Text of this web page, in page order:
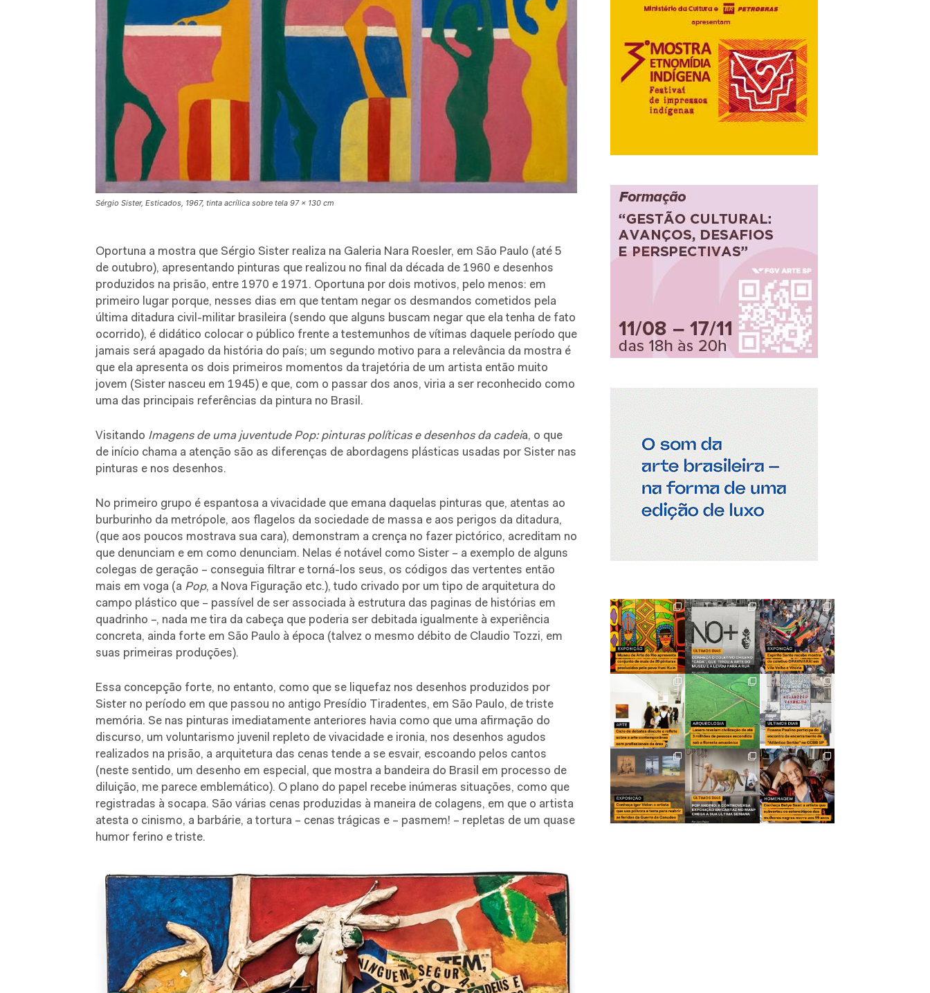
Sérgio Sister, Esticados, 1967, tinta acrílica sobre tela 97 x 130 cm
Oportuna a mostra que Sérgio Sister realiza na Galeria Nara Roesler, em São Paulo (até 5
de outubro), apresentando pinturas que realizou no final da década de 1960 e desenhos
produzidos na prisão, entre 1970 e 1971. Oportuna por dois motivos, pelo menos: em
primeiro lugar porque, nesses dias em que tentam negar os desmandos cometidos pela
última ditadura civil-militar brasileira (sendo que alguns buscam negar que ela tenha de fato
ocorrido), é didático colocar o público frente a testemunhos de vítimas daquele período que
jamais será apagado da história do país; um segundo motivo para a relevância da mostra é
que ela apresenta os dois primeiros momentos da trajetória de um artista então muito
jovem (Sister nasceu em 1945) e que, com o passar dos anos, viria a ser reconhecido como
uma das principais referências da pintura no Brasil.
Visitando Imagens de uma juventude Pop: pinturas políticas e desenhos da cadeia, o que
de início chama a atenção são as diferenças de abordagens plásticas usadas por Sister nas
pinturas e nos desenhos.
No primeiro grupo é espantosa a vivacidade que emana daquelas pinturas que, atentas ao
burburinho da metrópole, aos flagelos da sociedade de massa e aos perigos da ditadura,
(que aos poucos mostrava sua cara), demonstram a crença no fazer pictórico, acreditam no
que denunciam e em como denunciam. Nelas é notável como Sister – a exemplo de alguns
colegas de geração – conseguia filtrar e torná-los seus, os códigos das vertentes então
mais em voga (a Pop, a Nova Figuração etc.), tudo crivado por um tipo de arquitetura do
campo plástico que – passível de ser associada à estrutura das paginas de histórias em
quadrinho –, nada me tira da cabeça que poderia ser debitada igualmente à experiência
concreta, ainda forte em São Paulo à época (talvez o mesmo débito de Claudio Tozzi, em
suas primeiras produções).
Essa concepção forte, no entanto, como que se liquefaz nos desenhos produzidos por
Sister no período em que passou no antigo Presídio Tiradentes, em São Paulo, de triste
memória. Se nas pinturas imediatamente anteriores havia como que uma afirmação do
discurso, um voluntarismo juvenil repleto de vivacidade e ironia, nos desenhos agudos
realizados na prisão, a arquitetura das cenas tende a se esvair, escoando pelos cantos
(neste sentido, um desenho em especial, que mostra a bandeira do Brasil em processo de
diluição, me parece emblemático). O plano do papel recebe inúmeras situações, como que
registradas à socapa. São várias cenas produzidas à maneira de colagens, em que o artista
atesta o cinismo, a barbárie, a tortura – cenas trágicas e – pasmem! – repletas de um quase
humor ferino e triste.